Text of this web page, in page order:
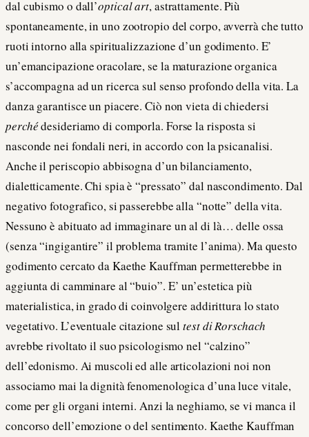
dal cubismo o dall’optical art, astrattamente. Più
spontaneamente, in uno zootropio del corpo, avverrà che tutto
ruoti intorno alla spiritualizzazione d’un godimento. E’
un’emancipazione oracolare, se la maturazione organica
s’accompagna ad un ricerca sul senso profondo della vita. La
danza garantisce un piacere. Ciò non vieta di chiedersi
perchédesideriamo di comporla. Forse la risposta si
nasconde nei fondali neri, in accordo con la psicanalisi.
Anche il periscopio abbisogna d’un bilanciamento,
dialetticamente. Chi spia è “pressato” dal nascondimento. Dal
negativo fotografico, si passerebbe alla “notte” della vita.
Nessuno è abituato ad immaginare un al di là… delle ossa
(senza “ingigantire” il problema tramite l’anima). Ma questo
godimento cercato da Kaethe Kauffman permetterebbe in
aggiunta di camminare al “buio”. E’ un’estetica più
materialistica, in grado di coinvolgere addirittura lo stato
vegetativo. L’eventuale citazione sultest di Rorschach
avrebbe rivoltato il suo psicologismo nel “calzino”
dell’edonismo. Ai muscoli ed alle articolazioni noi non
associamo mai la dignità fenomenologica d’una luce vitale,
come per gli organi interni. Anzi la neghiamo, se vi manca il
concorso dell’emozione o del sentimento. Kaethe Kauffman